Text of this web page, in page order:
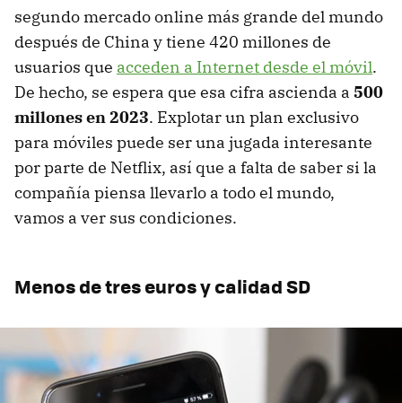
segundo mercado online más grande del mundo
después de China y tiene 420 millones de
usuarios que acceden a Internet desde el móvil.
De hecho, se espera que esa cifra ascienda a 500
millones en 2023. Explotar un plan exclusivo
para móviles puede ser una jugada interesante
por parte de Netflix, así que a falta de saber si la
compañía piensa llevarlo a todo el mundo,
vamos a ver sus condiciones.
Menos de tres euros y calidad SD